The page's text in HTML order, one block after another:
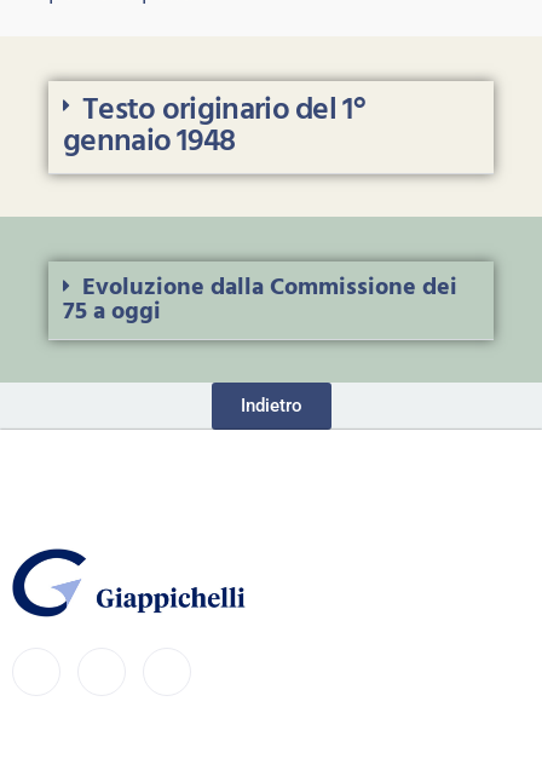
Testo originario del 1°
gennaio 1948
Evoluzione dalla Commissione dei
75 a oggi
Indietro